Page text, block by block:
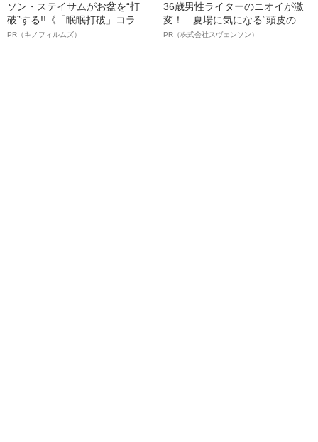
ソン・ステイサムがお盆を“打
破”する!!《「眠眠打破」コラ
ボ》
PR（キノフィルムズ）
36歳男性ライターのニオイが激
変！ 夏場に気になる“頭皮のニ
オイ”や“ベタつき”を解消す
PR（株式会社スヴェンソン）